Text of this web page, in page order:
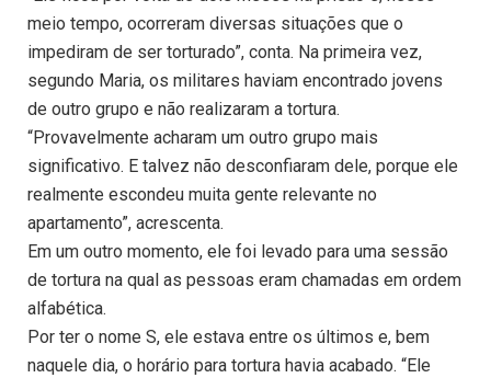
meio tempo, ocorreram diversas situações que o
impediram de ser torturado”, conta. Na primeira vez,
segundo Maria, os militares haviam encontrado jovens
de outro grupo e não realizaram a tortura.
“Provavelmente acharam um outro grupo mais
significativo. E talvez não desconfiaram dele, porque ele
realmente escondeu muita gente relevante no
apartamento”, acrescenta.
Em um outro momento, ele foi levado para uma sessão
de tortura na qual as pessoas eram chamadas em ordem
alfabética.
Por ter o nome S, ele estava entre os últimos e, bem
naquele dia, o horário para tortura havia acabado. “Ele